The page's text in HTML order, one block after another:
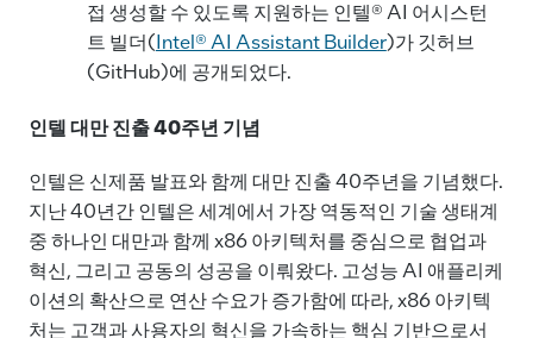
접 생성할 수 있도록 지원하는 인텔® AI 어시스턴
트 빌더(Intel® AI Assistant Builder)가 깃허브
(GitHub)에 공개되었다.
인텔 대만 진출40주년 기념
인텔은 신제품 발표와 함께 대만 진출 40주년을 기념했다.
지난 40년간 인텔은 세계에서 가장 역동적인 기술 생태계
중 하나인 대만과 함께 x86 아키텍처를 중심으로 협업과
혁신, 그리고 공동의 성공을 이뤄왔다. 고성능 AI 애플리케
이션의 확산으로 연산 수요가 증가함에 따라, x86 아키텍
처는 고객과 사용자의 혁신을 가속하는 핵심 기반으로서